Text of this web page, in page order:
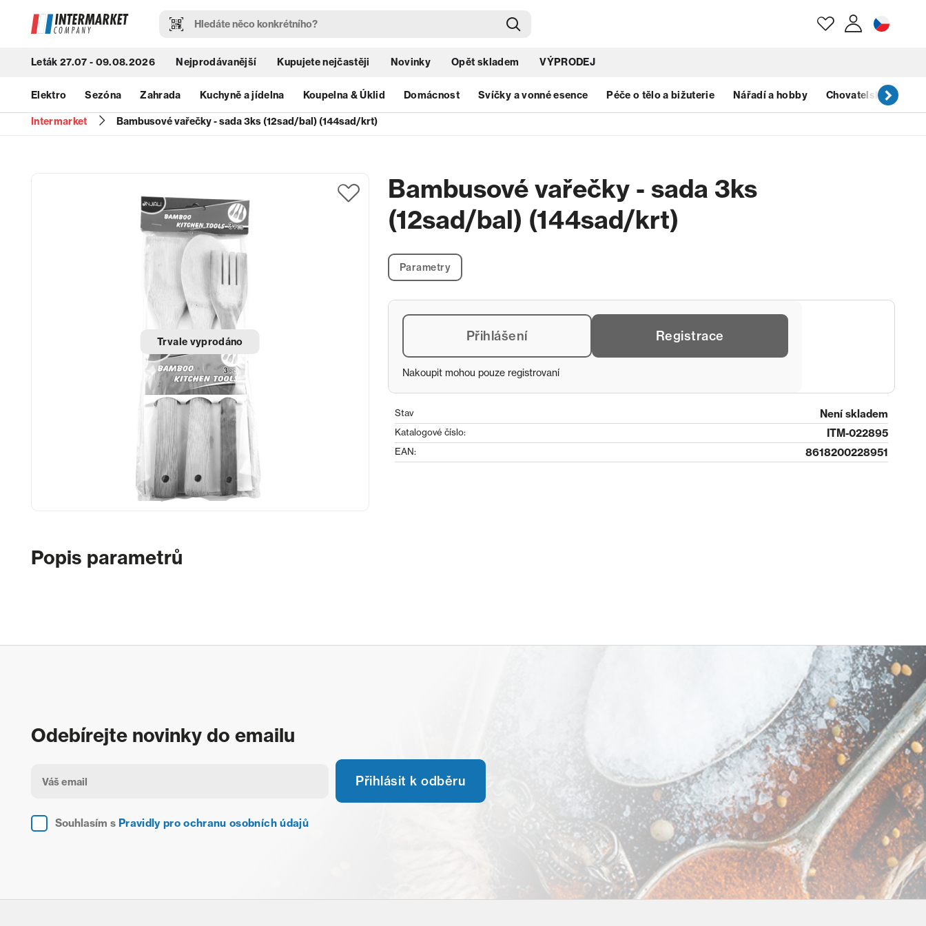
Leták 27.07 - 09.08.2026 Nejprodávanější Kupujete nejčastěji Novinky Opět skladem VÝPRODEJ
Elektro Sezóna Zahrada Kuchyně a jídelna Koupelna & Úklid Domácnost Svíčky a vonné esence Péče o tělo a bižuterie Nářadí a hobby Chovatelské
Intermarket Bambusové vařečky - sada 3ks (12sad/bal) (144sad/krt)
Bambusové vařečky - sada 3ks
(12sad/bal) (144sad/krt)
Parametry
Trvale vyprodáno Přihlášení Registrace
Nakoupit mohou pouze registrovaní
Stav Není skladem
Katalogové číslo: ITM-022895
EAN: 8618200228951
Popis parametrů
Odebírejte novinky do emailu
Souhlasím s Pravidly pro ochranu osobních údajů
Přihlásit k odběru